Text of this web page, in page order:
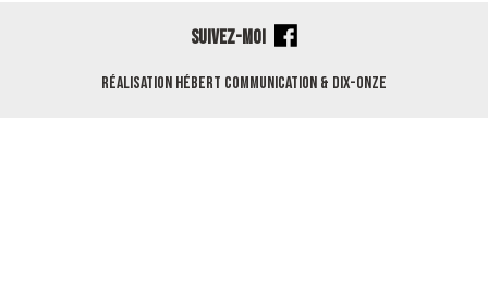
SUIVEZ-MOI
Réalisation Hébert Communication & Dix-Onze